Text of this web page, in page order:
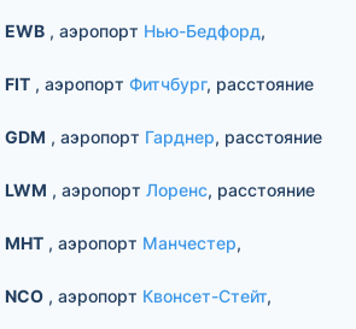
EWB , аэропорт Нью-Бедфорд,
FIT , аэропорт Фитчбург, расстояние
GDM , аэропорт Гарднер, расстояние
LWM , аэропорт Лоренс, расстояние
MHT , аэропорт Манчестер,
NCO , аэропорт Квонсет-Стейт,